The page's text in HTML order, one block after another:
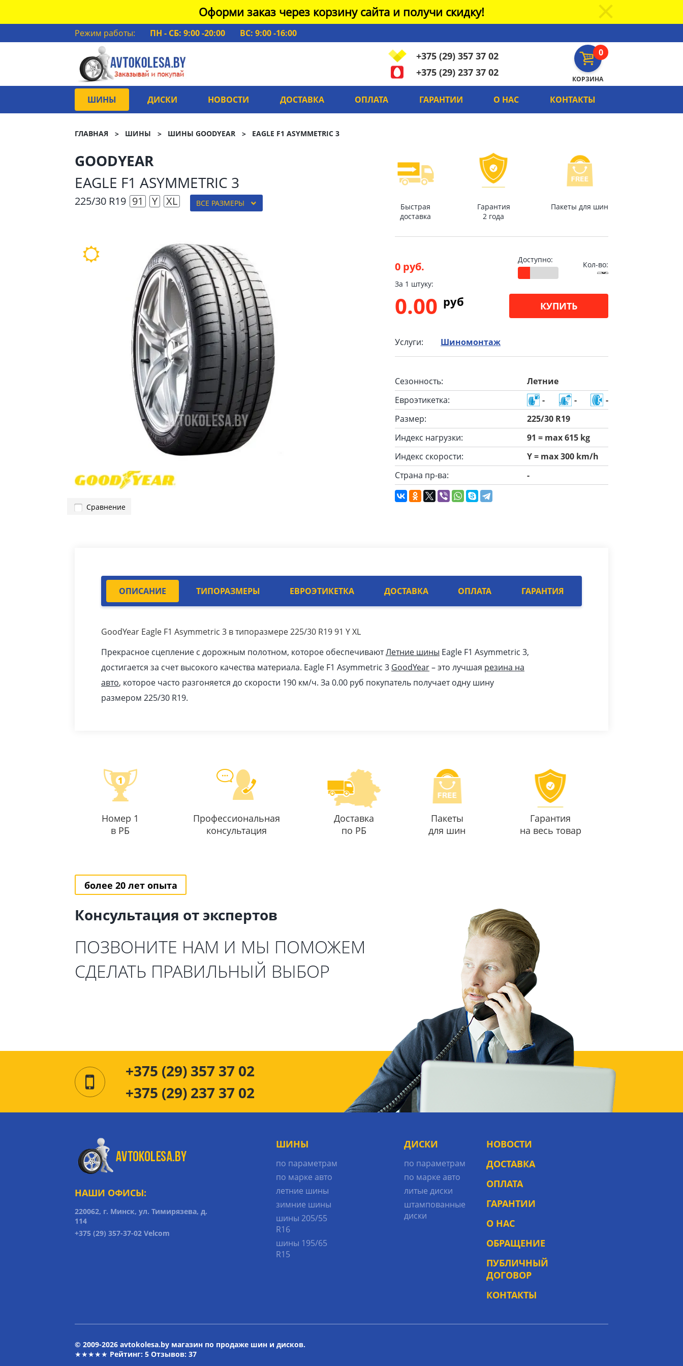
Оформи заказ через корзину сайта и получи скидку!
Режим работы: ПН - СБ: 9:00 -20:00
ВС: 9:00 -16:00
0
КОРЗИНА
+375 (29) 357 37 02
+375 (29) 237 37 02
ШИНЫ ДИСКИ НОВОСТИ ДОСТАВКА ОПЛАТА ГАРАНТИИ О НАС КОНТАКТЫ
ГЛАВНАЯ ШИНЫ ШИНЫ GOODYEAR EAGLE F1 ASYMMETRIC 3
GOODYEAR
EAGLE F1 ASYMMETRIC 3
225/30 R19 91 Y XL ВСЕ РАЗМЕРЫ
Сравнение
Быстрая
доставка
Гарантия
2 года
Пакеты для шин
0 руб.
Доступно:
Кол-во:
За 1 штуку:
0.00 pуб КУПИТЬ
Услуги: Шиномонтаж
Сезонность:
Летние
Евроэтикетка:
- -
-
Размер:
225/30 R19
Индекс нагрузки:
91 = max 615 kg
Индекс скорости:
Y = max 300 km/h
Страна пр-ва:
-
ОПИСАНИЕ ТИПОРАЗМЕРЫ ЕВРОЭТИКЕТКА ДОСТАВКА ОПЛАТА ГАРАНТИЯ
GoodYear Eagle F1 Asymmetric 3 в типоразмере 225/30 R19 91 Y XL
Прекрасное сцепление с дорожным полотном, которое обеспечиваютЛетние шины Eagle F1 Asymmetric 3,
достигается за счет высокого качества материала. Eagle F1 Asymmetric 3 GoodYear– это лучшая резина на
авто, которое часто разгоняется до скорости 190 км/ч. За 0.00 pуб покупатель получает одну шину
размером 225/30 R19.
Номер 1
в РБ
Профессиональная
консультация
Доставка
по РБ
Пакеты
для шин
Гарантия
на весь товар
более 20 лет опыта
Консультация от экспертов
ПОЗВОНИТЕ НАМ И МЫ ПОМОЖЕМ
СДЕЛАТЬ ПРАВИЛЬНЫЙ ВЫБОР
+375 (29) 357 37 02
+375 (29) 237 37 02
НАШИ ОФИСЫ:
220062, г. Минск, ул. Тимирязева, д.
114
+375 (29) 357-37-02 Velcom
ШИНЫ
по параметрам
по марке авто
летние шины
зимние шины
шины 205/55
R16
шины 195/65
R15
ДИСКИ
по параметрам
по марке авто
литые диски
штампованные
диски
НОВОСТИ
ДОСТАВКА
ОПЛАТА
ГАРАНТИИ
О НАС
ОБРАЩЕНИЕ
ПУБЛИЧНЫЙ
ДОГОВОР
КОНТАКТЫ
© 2009-2026 avtokolesa.by магазин по продаже шин и дисков.
★★★★★ Рейтинг: 5 Отзывов: 37